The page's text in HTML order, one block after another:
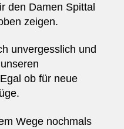
den Damen Spittal
zeigen.
unvergesslich und
ob für neue
Wege nochmals